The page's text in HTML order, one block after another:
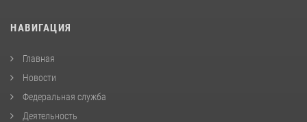
НАВИГАЦИЯ
Главная
Новости
Федеральная служба
Деятельность